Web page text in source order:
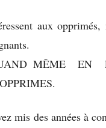
aux
MÊME EN
mis des années à